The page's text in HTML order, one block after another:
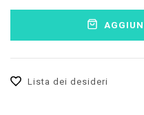
Lista dei desideri